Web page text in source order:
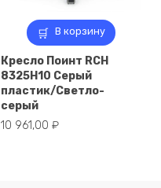
В корзину
Кресло Поинт RCH
8325H10 Серый
пластик/Светло-
серый
10 961,00 ₽